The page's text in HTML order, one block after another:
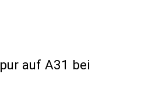
auf A31 bei